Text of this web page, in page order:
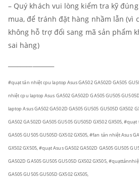
– Quý khách vui lòng kiểm tra kỹ
mua, để tránh đặt hàng nhầm lẫn (vì
không hỗ trợ đổi sang mã sản phẩm
sai hàng)
#quạt tản nhiệt cpu laptop Asus GA502 GA502D GA505
nhiệt cpu laptop Asus GA502 GA502D GA505 GU505
laptop Asus GA502 GA502D GA505 GU505 GU505D GX502
GA502 GA502D GA505 GU505 GU505D GX502 GX505,
GA505 GU505 GU505D GX502 GX505, #fan tản nhiệt Asus
GX502 GX505, #quạt Asus GA502 GA502D GA505 GU505
GA502D GA505 GU505 GU505D GX502 GX505,
GA505 GU505 GU505D GX502 GX505,